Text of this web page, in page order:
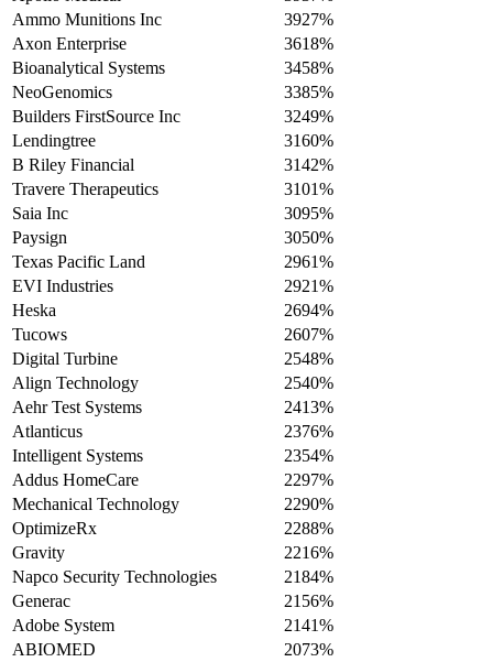
Ammo Munitions Inc
3927%
Axon Enterprise
3618%
Bioanalytical Systems
3458%
NeoGenomics
3385%
Builders FirstSource Inc
3249%
Lendingtree
3160%
B Riley Financial
3142%
Travere Therapeutics
3101%
Saia Inc
3095%
Paysign
3050%
Texas Pacific Land
2961%
EVI Industries
2921%
Heska
2694%
Tucows
2607%
Digital Turbine
2548%
Align Technology
2540%
Aehr Test Systems
2413%
Atlanticus
2376%
Intelligent Systems
2354%
Addus HomeCare
2297%
Mechanical Technology
2290%
OptimizeRx
2288%
Gravity
2216%
Napco Security Technologies
2184%
Generac
2156%
Adobe System
2141%
ABIOMED
2073%